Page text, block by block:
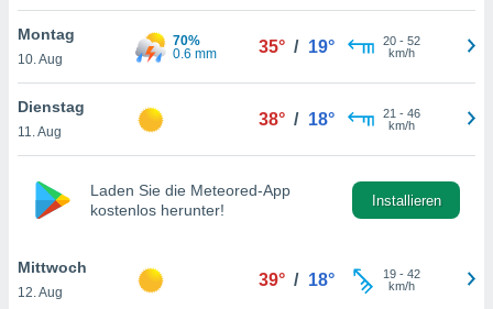
Ihnen
finden
. Sie
jederzeit
Sie
Montag
10. Aug
70%
0.6 mm
35° / 19° 20- 52
km/h
Dienstag
11. Aug
38° / 18° 21 - 46
km/h
Laden Sie die Meteored-App
kostenlos herunter!
Installieren
Mittwoch
12. Aug
39° / 18° 19- 42
km/h